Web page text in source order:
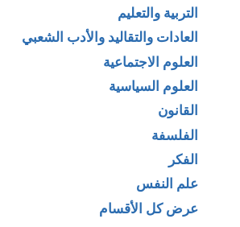
التربية والتعليم
العادات والتقاليد والأدب الشعبي
العلوم الاجتماعية
العلوم السياسية
القانون
الفلسفة
الفكر
علم النفس
عرض كل الأقسام